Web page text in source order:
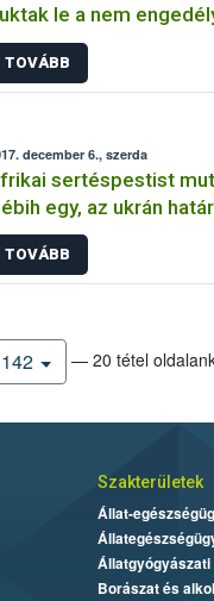
le a nem
szereket
TOVÁBB
december 6., szerda
sertéspestist
egy, az ukrán
mintában
TOVÁBB
— 20 tétel
Szakterületek
Állat-
Borászat és